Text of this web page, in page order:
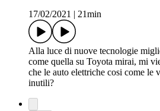
17/02/2021
21min
Alla luce di nuove tecnologie
come quella su Toyota mirai, mi
che le auto elettriche cosi come le
inutili?